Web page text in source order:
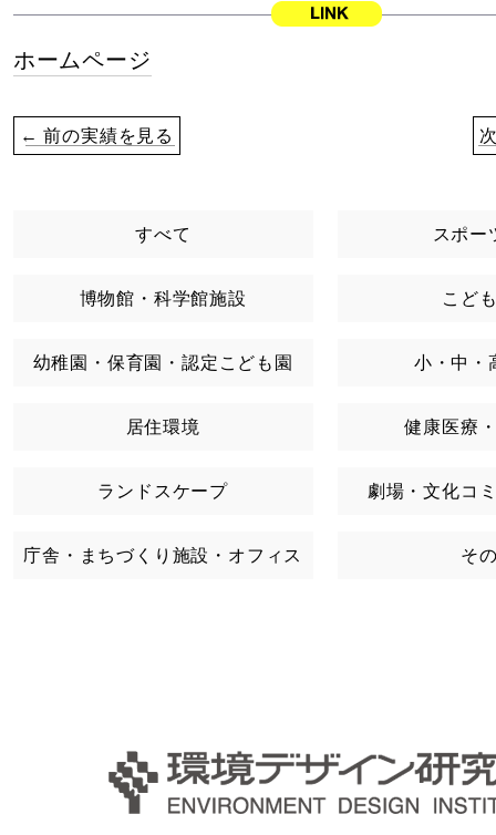
ホームページ
← 前の実績を見る
すべて スポー
博物館・科学館施設 こど
幼稚園・保育園・認定こども園 小・中・
居住環境 健康医療
ランドスケープ 劇場・文化コ
庁舎・まちづくり施設・オフィス そ